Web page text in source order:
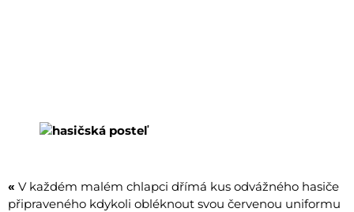
« V každém malém chlapci dřímá kus odvážného hasiče
připraveného kdykoli obléknout svou červenou uniformu